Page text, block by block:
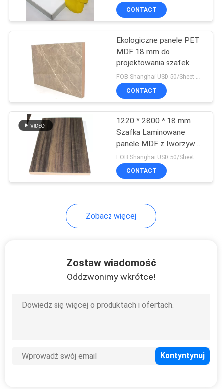
Panele ścienne MDF
laminowane
Panele MDF
szczotkowanym
CONTACT
Ekologiczne panele PET
MDF 18 mm do
projektowania szafek
CONTACT
1220 * 2800 * 18 mm
Szafka Laminowane
panele MDF z tworzywa
sztucznego Odporne na
wilgoć
FOB Shanghai USD 50/Sheet MOQ:50-399 arkuszy
CONTACT
Zobacz więcej
Zostaw wiadomość
Oddzwonimy wkrótce!